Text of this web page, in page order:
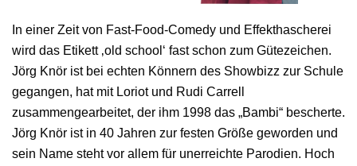
In einer Zeit von Fast-­Food‐Comedy und Effekthascherei
wird das Etikett ‚old school‘ fast schon zum Gütezeichen.
Jörg Knör ist bei echten Könnern des Showbizz zur Schule
gegangen, hat mit Loriot und Rudi Carrell
zusammengearbeitet, der ihm 1998 das „Bambi“ bescherte.
Jörg Knör ist in 40 Jahren zur festen Größe geworden und
sein Name steht vor allem für unerreichte Parodien. Hoch